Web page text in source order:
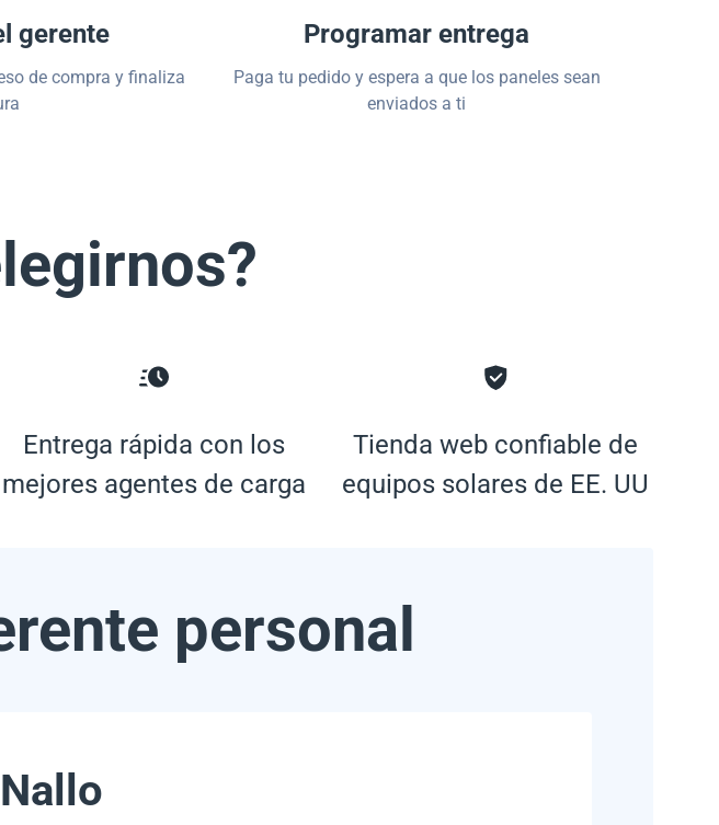
gerente
de compra y finaliza
Programar entrega
Paga tu pedido y espera a que los paneles sean
enviados a ti
Entrega rápida con los
mejores agentes de carga
Tienda web confiable de
equipos solares de EE. UU
personal